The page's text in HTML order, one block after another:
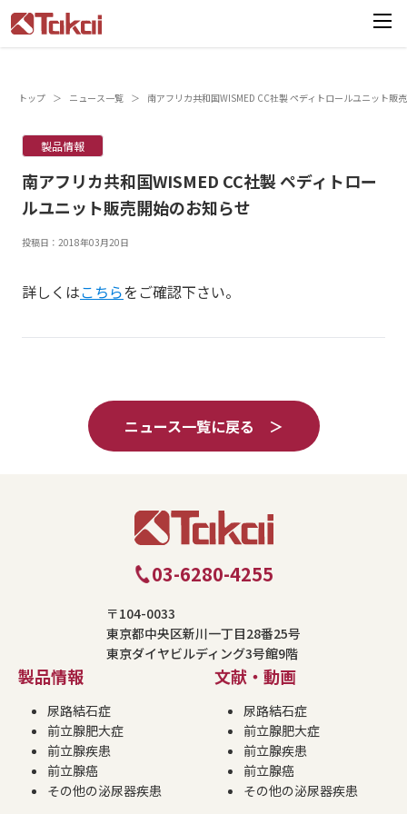
トップ ＞ ニュース一覧 ＞ 南アフリカ共和国WISMED CC社製 ペディトロールユニット販
製品情報
南アフリカ共和国WISMED CC社製 ペディトロー
ルユニット販売開始のお知らせ
投稿日：2018年03月20日
詳しくはこちらをご確認下さい。
ニュース一覧に戻る ＞
03-6280-4255
〒104-0033
東京都中央区新川一丁目28番25号
東京ダイヤビルディング3号館9階
製品情報
尿路結石症
前立腺肥大症
前立腺疾患
前立腺癌
その他の泌尿器疾患
文献・動画
尿路結石症
前立腺肥大症
前立腺疾患
前立腺癌
その他の泌尿器疾患